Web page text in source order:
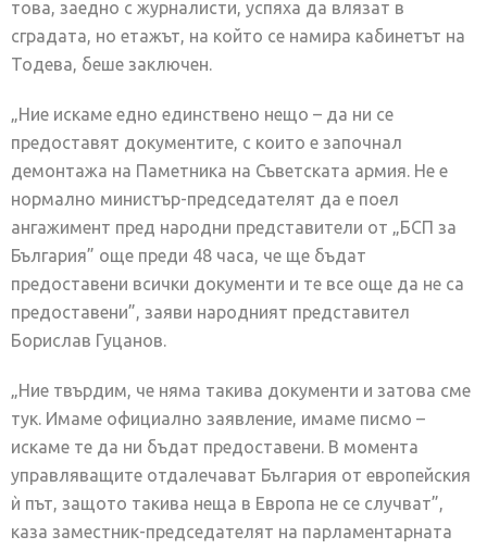
това, заедно с журналисти, успяха да влязат в
сградата, но етажът, на който се намира кабинетът на
Тодева, беше заключен.
„Ние искаме едно единствено нещо – да ни се
предоставят документите, с които е започнал
демонтажа на Паметника на Съветската армия. Не е
нормално министър-председателят да е поел
ангажимент пред народни представители от „БСП за
България” още преди 48 часа, че ще бъдат
предоставени всички документи и те все още да не са
предоставени”, заяви народният представител
Борислав Гуцанов.
„Ние твърдим, че няма такива документи и затова сме
тук. Имаме официално заявление, имаме писмо –
искаме те да ни бъдат предоставени. В момента
управляващите отдалечават България от европейския
ѝ път, защото такива неща в Европа не се случват”,
каза заместник-председателят на парламентарната